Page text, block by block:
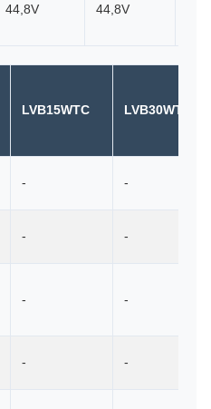
44,8V 44,8V
LVB15WTC LVB30WTC
- -
- -
- -
- -